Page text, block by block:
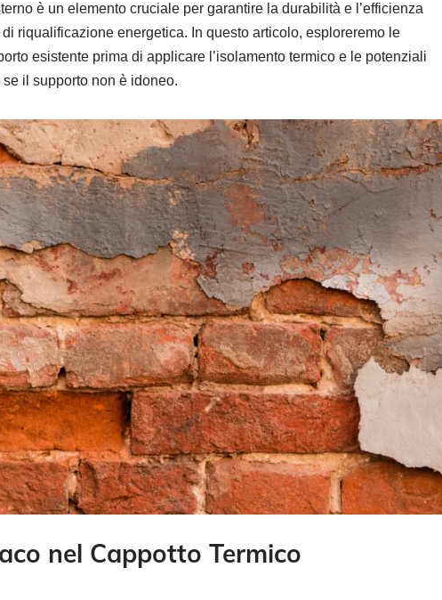
è un elemento cruciale per garantire la durabilità e l’efficienza
riqualificazione energetica. In questo articolo, esploreremo le
esistente prima di applicare l’isolamento termico e le potenziali
il supporto non è idoneo.
nel Cappotto Termico